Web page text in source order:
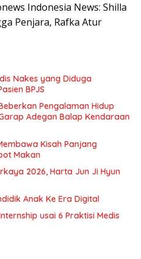
Indonesia News: Shilla
Penjara, Rafka Atur
Nakes yang Diduga
BPJS
Pengalaman Hidup
Adegan Balap Kendaraan
Kisah Panjang
Makan
2026, Harta Jun Ji Hyun
Anak Ke Era Digital
usai 6 Praktisi Medis